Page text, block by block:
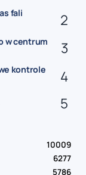
fali
w centrum
kontrole
10009
6277
5786